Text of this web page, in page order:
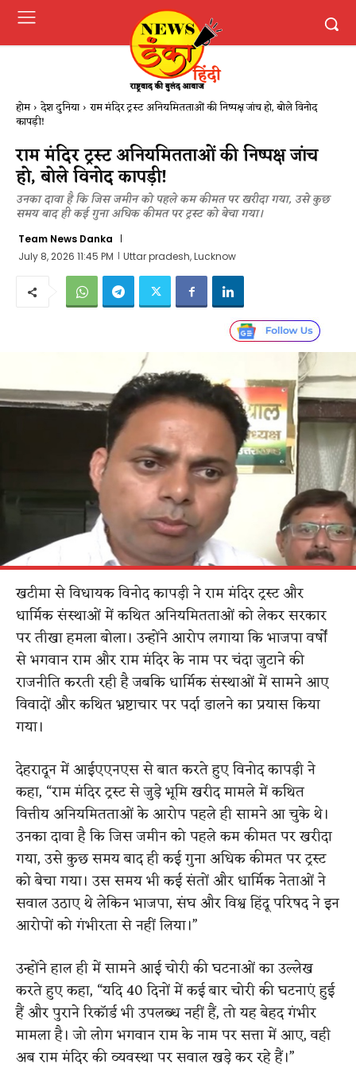
होम देश दुनिया राम मंदिर ट्रस्ट अनियमितताओं की निष्पक्ष जांच हो, बोले विनोद
कापड़ी!
राम मंदिर ट्रस्ट अनियमितताओं की निष्पक्ष जांच
हो, बोले विनोद कापड़ी!
उनका दावा है कि जिस जमीन को पहले कम कीमत पर खरीदा गया, उसे कुछ
समय बाद ही कई गुना अधिक कीमत पर ट्रस्ट को बेचा गया।
Team News Danka
July 8, 2026 11:45 PM
Uttar pradesh, Lucknow
खटीमा से विधायक विनोद कापड़ी ने राम मंदिर ट्रस्ट और
धार्मिक संस्थाओं में कथित अनियमितताओं को लेकर सरकार
पर तीखा हमला बोला। उन्होंने आरोप लगाया कि भाजपा वर्षों
से भगवान राम और राम मंदिर के नाम पर चंदा जुटाने की
राजनीति करती रही है जबकि धार्मिक संस्थाओं में सामने आए
विवादों और कथित भ्रष्टाचार पर पर्दा डालने का प्रयास किया
गया।
देहरादून में आईएएनएस से बात करते हुए विनोद कापड़ी ने
कहा, “राम मंदिर ट्रस्ट से जुड़े भूमि खरीद मामले में कथित
वित्तीय अनियमितताओं के आरोप पहले ही सामने आ चुके थे।
उनका दावा है कि जिस जमीन को पहले कम कीमत पर खरीदा
गया, उसे कुछ समय बाद ही कई गुना अधिक कीमत पर ट्रस्ट
को बेचा गया। उस समय भी कई संतों और धार्मिक नेताओं ने
सवाल उठाए थे लेकिन भाजपा, संघ और विश्व हिंदू परिषद ने इन
आरोपों को गंभीरता से नहीं लिया।”
उन्होंने हाल ही में सामने आई चोरी की घटनाओं का उल्लेख
करते हुए कहा, “यदि 40 दिनों में कई बार चोरी की घटनाएं हुई
हैं और पुराने रिकॉर्ड भी उपलब्ध नहीं हैं, तो यह बेहद गंभीर
मामला है। जो लोग भगवान राम के नाम पर सत्ता में आए, वही
अब राम मंदिर की व्यवस्था पर सवाल खड़े कर रहे हैं।”